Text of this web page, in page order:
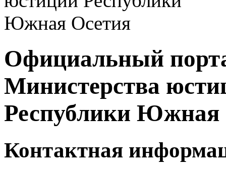
Официальный
Министерства
Республики Южная
Контактная